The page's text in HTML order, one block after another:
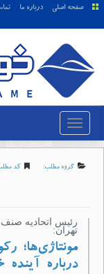
صفحه اصلی درباره ما
گروه مطلب: کد
رئیس اتحادیه
تهران:
مونتاژی‌ها؛
درباره